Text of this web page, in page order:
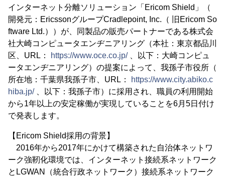
インターネット分離ソリューション「Ericom Shield」（
開発元：EricssonグループCradlepoint, Inc.（ 旧Ericom So
ftware Ltd.））が、同製品の販売パートナーである株式会
社大崎コンピュータエンヂニアリング（本社：東京都品川
区、URL：
https://www.oce.co.jp/、以下：大崎コンピュ
ータエンヂニアリング）の提案によって、我孫子市役所（
所在地：千葉県我孫子市、URL：
https://www.city.abiko.c
hiba.jp/、以下：我孫子市）に採用され、職員の利用開始
から1年以上の安定稼働が実現していることを6月5日付け
で発表します。
【Ericom Shield採用の背景】
2016年から2017年にかけて構築された自治体ネットワ
ーク強靭化環境では、インターネット接続系ネットワーク
とLGWAN（統合行政ネットワーク）接続系ネットワーク